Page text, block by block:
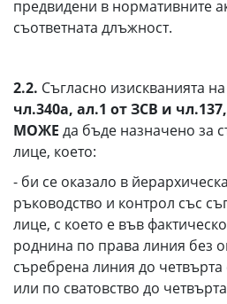
предвидени в нормативните
съответната длъжност.
2.2. Съгласно изискванията на
чл.340а, ал.1 от ЗСВ и
МОЖЕ да бъде назначено за
лице, което:
- би се оказало в
ръководство и контрол със
лице, с което е във
роднина по права линия без
съребрена линия до
или по сватовство до